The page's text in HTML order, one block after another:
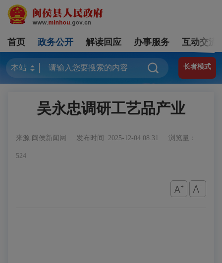
首页 政务公开 解读回应 办事服务 互动交流
长者模式
吴永忠调研工艺品产业
来源:闽侯新闻网 发布时间: 2025-12-04 08:31 浏览量：
524